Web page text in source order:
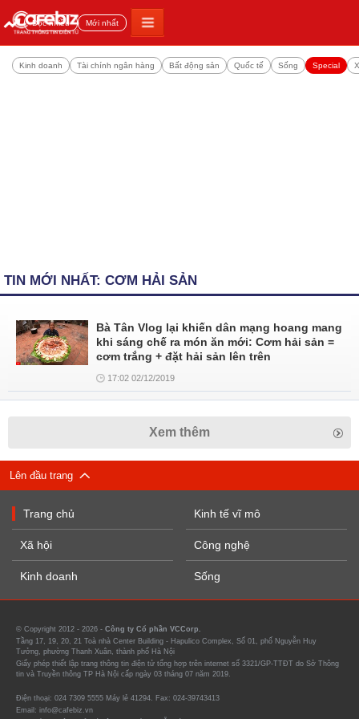
Đọc nhiều Mới nhất
Kinh doanh Tài chính ngân hàng Bất động sản Quốc tế Sống Special
TIN MỚI NHẤT: CƠM HẢI SẢN
Bà Tân Vlog lại khiến dân mạng hoang mang
khi sáng chế ra món ăn mới: Cơm hải sản =
cơm trắng + đặt hải sản lên trên
17:02 02/12/2019
Xem thêm
Lên đầu trang
Trang chủ
Xã hội
Kinh doanh
Kinh tế vĩ mô
Công nghệ
Sống
© Copyright 2012 - 2026 - Công ty Cổ phần VCCorp.
Tầng 17, 19, 20, 21 Toà nhà Center Building - Hapulico Complex, Số 01, phố Nguyễn Huy
Tưởng, phường Thanh Xuân, thành phố Hà Nội
Giấy phép thiết lập trang thông tin điện tử tổng hợp trên internet số 3321/GP-TTĐT do Sở Thông
tin và Truyền thông TP Hà Nội cấp ngày 03 tháng 07 năm 2019.
Điện thoại: 024 7309 5555 Máy lẻ 41294. Fax: 024-39743413
Email: info@cafebiz.vn